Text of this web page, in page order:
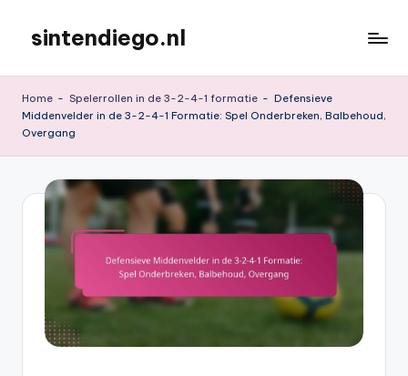
content
sintendiego.nl
Home - Spelerrollen in de 3-2-4-1 formatie - Defensieve
Middenvelder in de 3-2-4-1 Formatie: Spel Onderbreken, Balbehoud,
Overgang